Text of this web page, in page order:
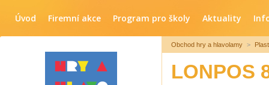
Úvod Firemní akce Program pro školy Aktuality
Obchod hry a hlavolamy >
LONPOS